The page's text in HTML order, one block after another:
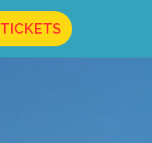
TICKETS